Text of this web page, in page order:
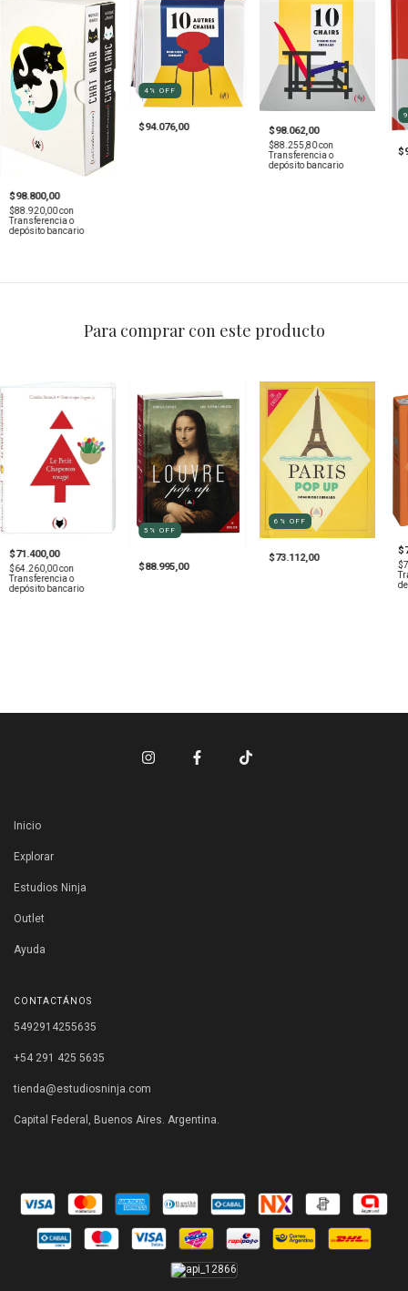
$98.800,00
$88.920,00con
Transferencia o
depósito bancario
4 %OFF
$94.076,00 $98.062,00
$88.255,80con
Transferencia o
depósito bancario
Para comprar con este producto
$71.400,00
$64.260,00con
Transferencia o
depósito bancario
5 %OFF
$88.995,00
6 % OFF
$73.112,00
Inicio
Explorar
Estudios Ninja
Outlet
Ayuda
CONTACTÁNOS
5492914255635
+54 291 425 5635
tienda@estudiosninja.com
Capital Federal, Buenos Aires. Argentina.